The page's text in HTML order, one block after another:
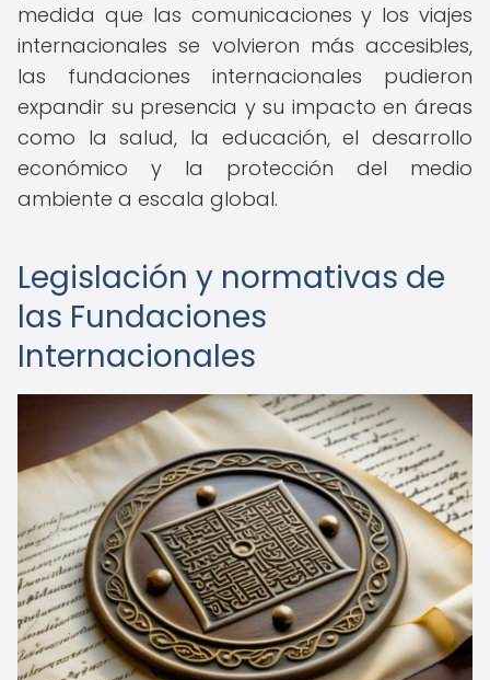
medida que las comunicaciones y los viajes
internacionales se volvieron más accesibles,
las fundaciones internacionales pudieron
expandir su presencia y su impacto en áreas
como la salud, la educación, el desarrollo
económico y la protección del medio
ambiente a escala global.
Legislación y normativas de
las Fundaciones
Internacionales